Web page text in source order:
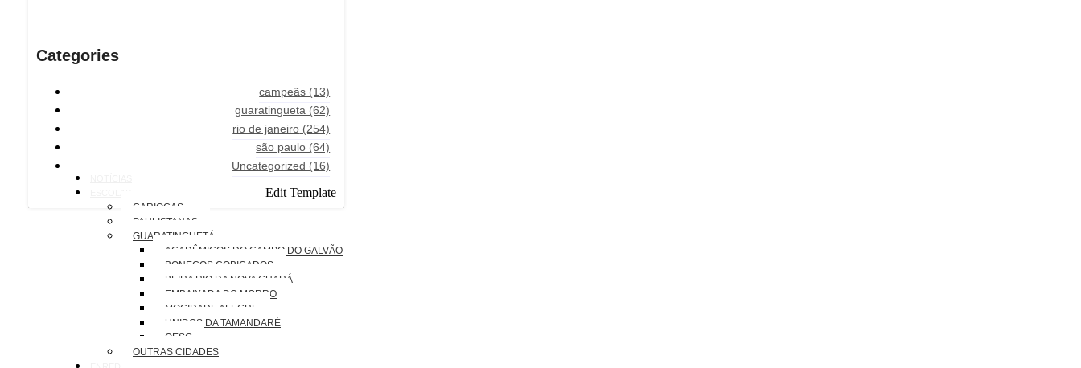
Categories
campeãs (13)
guaratingueta (62)
rio de janeiro (254)
são paulo (64)
Uncategorized (16)
Edit Template
CARIOCAS
PAULISTANAS
GUARATINGUETÁ
ACADÊMICOS DO CAMPO DO GALVÃO
BONECOS COBIÇADOS
BEIRA RIO DA NOVA GUARÁ
EMBAIXADA DO MORRO
MOCIDADE ALEGRE
UNIDOS DA TAMANDARÉ
OESG
OUTRAS CIDADES